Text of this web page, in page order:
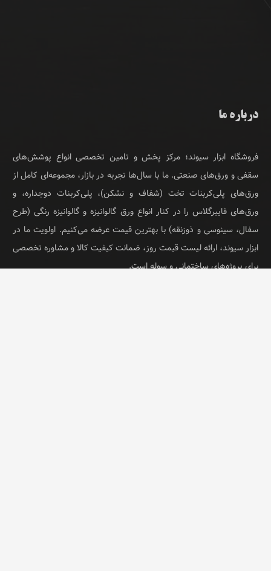
درباره ما
فروشگاه ابزار سیوند؛ مرکز پخش و تامین تخصصی انواع پوشش‌های
سقفی و ورق‌های صنعتی. ما با سال‌ها تجربه در بازار، مجموعه‌ای کامل از
ورق‌های پلی‌کربنات تخت (شفاف و نشکن)، پلی‌کربنات دوجداره، و
ورق‌های فایبرگلاس را در کنار انواع ورق گالوانیزه و گالوانیزه رنگی (طرح
سفال، سینوسی و ذوزنقه) با بهترین قیمت عرضه می‌کنیم. اولویت ما در
ابزار سیوند، ارائه لیست قیمت روز، ضمانت کیفیت کالا و مشاوره تخصصی
برای پروژه‌های ساختمانی و سوله است.